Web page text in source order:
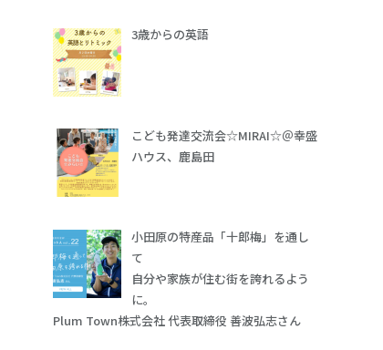
3歳からの英語
こども発達交流会☆MIRAI☆＠幸盛
ハウス、鹿島田
小田原の特産品「十郎梅」を通し
て
自分や家族が住む街を誇れるよう
に。
Plum Town株式会社 代表取締役 善波弘志さん